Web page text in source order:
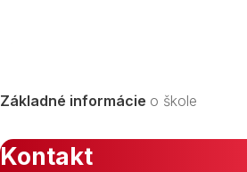
Základné informácie o škole
Kontakt